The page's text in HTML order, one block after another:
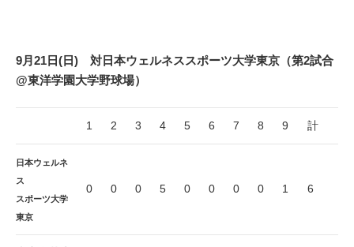
9月21日(日) 対日本ウェルネススポーツ大学東京（第2試合
@東洋学園大学野球場）
1 2 3 4 5 6 7 8 9 計
日本ウェルネ
ス
スポーツ大学
東京
0 0 0 5 0 0 0 0 1 6